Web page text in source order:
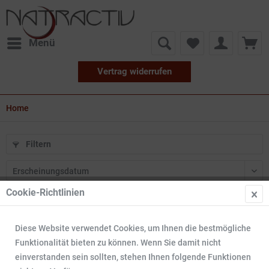
Menü
Vertrag widerrufen
Home
Filtern
Cookie-Richtlinien
Diese Website verwendet Cookies, um Ihnen die bestmögliche
Funktionalität bieten zu können. Wenn Sie damit nicht
einverstanden sein sollten, stehen Ihnen folgende Funktionen